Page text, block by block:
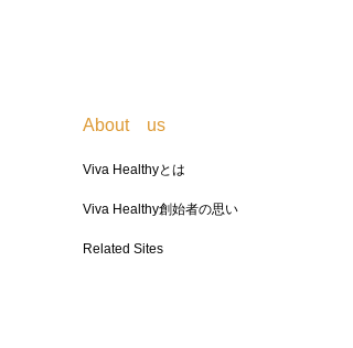
About us
Viva Healthyとは
Viva Healthy創始者の思い
Related Sites